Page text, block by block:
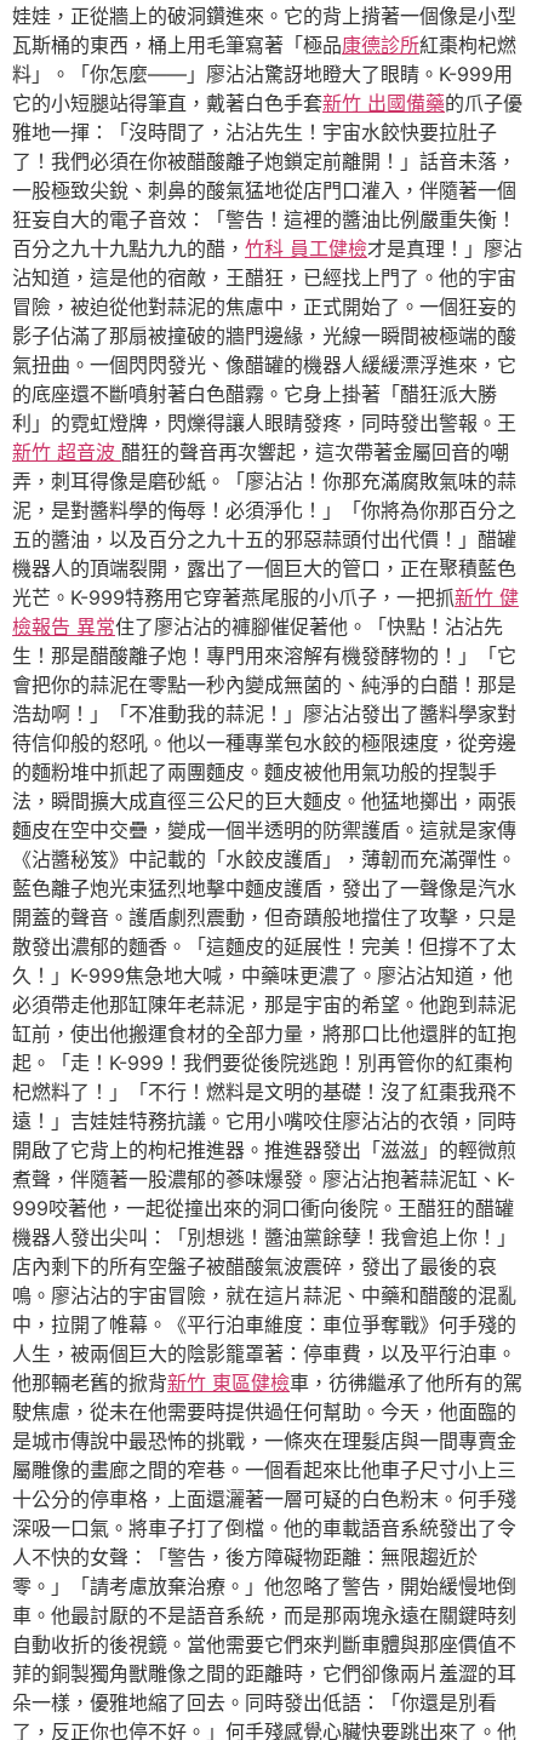
娃娃，正從牆上的破洞鑽進來。它的背上揹著一個像是小型
瓦斯桶的東西，桶上用毛筆寫著「極品康德診所紅棗枸杞燃
料」。「你怎麼——」廖沾沾驚訝地瞪大了眼睛。K-999用
它的小短腿站得筆直，戴著白色手套新竹 出國備藥的爪子優
雅地一揮：「沒時間了，沾沾先生！宇宙水餃快要拉肚子
了！我們必須在你被醋酸離子炮鎖定前離開！」話音未落，
一股極致尖銳、刺鼻的酸氣猛地從店門口灌入，伴隨著一個
狂妄自大的電子音效：「警告！這裡的醬油比例嚴重失衡！
百分之九十九點九九的醋， 竹科 員工健檢才是真理！」廖沾
沾知道，這是他的宿敵，王醋狂，已經找上門了。他的宇宙
冒險，被迫從他對蒜泥的焦慮中，正式開始了。一個狂妄的
影子佔滿了那扇被撞破的牆門邊緣，光線一瞬間被極端的酸
氣扭曲。一個閃閃發光、像醋罐的機器人緩緩漂浮進來，它
的底座還不斷噴射著白色醋霧。它身上掛著「醋狂派大勝
利」的霓虹燈牌，閃爍得讓人眼睛發疼，同時發出警報。王
新竹 超音波 醋狂的聲音再次響起，這次帶著金屬回音的嘲
弄，刺耳得像是磨砂紙。「廖沾沾！你那充滿腐敗氣味的蒜
泥，是對醬料學的侮辱！必須淨化！」「你將為你那百分之
五的醬油，以及百分之九十五的邪惡蒜頭付出代價！」醋罐
機器人的頂端裂開，露出了一個巨大的管口，正在聚積藍色
光芒。K-999特務用它穿著燕尾服的小爪子，一把抓新竹 健
檢報告 異常住了廖沾沾的褲腳催促著他。「快點！沾沾先
生！那是醋酸離子炮！專門用來溶解有機發酵物的！」「它
會把你的蒜泥在零點一秒內變成無菌的、純淨的白醋！那是
浩劫啊！」「不准動我的蒜泥！」廖沾沾發出了醬料學家對
待信仰般的怒吼。他以一種專業包水餃的極限速度，從旁邊
的麵粉堆中抓起了兩團麵皮。麵皮被他用氣功般的捏製手
法，瞬間擴大成直徑三公尺的巨大麵皮。他猛地擲出，兩張
麵皮在空中交疊，變成一個半透明的防禦護盾。這就是家傳
《沾醬秘笈》中記載的「水餃皮護盾」，薄韌而充滿彈性。
藍色離子炮光束猛烈地擊中麵皮護盾，發出了一聲像是汽水
開蓋的聲音。護盾劇烈震動，但奇蹟般地擋住了攻擊，只是
散發出濃郁的麵香。「這麵皮的延展性！完美！但撐不了太
久！」K-999焦急地大喊，中藥味更濃了。廖沾沾知道，他
必須帶走他那缸陳年老蒜泥，那是宇宙的希望。他跑到蒜泥
缸前，使出他搬運食材的全部力量，將那口比他還胖的缸抱
起。「走！K-999！我們要從後院逃跑！別再管你的紅棗枸
杞燃料了！」「不行！燃料是文明的基礎！沒了紅棗我飛不
遠！」吉娃娃特務抗議。它用小嘴咬住廖沾沾的衣領，同時
開啟了它背上的枸杞推進器。推進器發出「滋滋」的輕微煎
煮聲，伴隨著一股濃郁的蔘味爆發。廖沾沾抱著蒜泥缸、K-
999咬著他，一起從撞出來的洞口衝向後院。王醋狂的醋罐
機器人發出尖叫：「別想逃！醬油黨餘孽！我會追上你！」
店內剩下的所有空盤子被醋酸氣波震碎，發出了最後的哀
鳴。廖沾沾的宇宙冒險，就在這片蒜泥、中藥和醋酸的混亂
中，拉開了帷幕。《平行泊車維度：車位爭奪戰》何手殘的
人生，被兩個巨大的陰影籠罩著：停車費，以及平行泊車。
他那輛老舊的掀背新竹 東區健檢車，彷彿繼承了他所有的駕
駛焦慮，從未在他需要時提供過任何幫助。今天，他面臨的
是城市傳說中最恐怖的挑戰，一條夾在理髮店與一間專賣金
屬雕像的畫廊之間的窄巷。一個看起來比他車子尺寸小上三
十公分的停車格，上面還灑著一層可疑的白色粉末。何手殘
深吸一口氣。將車子打了倒檔。他的車載語音系統發出了令
人不快的女聲：「警告，後方障礙物距離：無限趨近於
零。」「請考慮放棄治療。」他忽略了警告，開始緩慢地倒
車。他最討厭的不是語音系統，而是那兩塊永遠在關鍵時刻
自動收折的後視鏡。當他需要它們來判斷車體與那座價值不
菲的銅製獨角獸雕像之間的距離時，它們卻像兩片羞澀的耳
朵一樣，優雅地縮了回去。同時發出低語：「你還是別看
了，反正你也停不好。」何手殘感覺心臟快要跳出來了。他